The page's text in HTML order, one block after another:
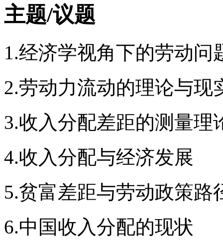
主题/议题
1.经济学视角下的劳动问
2.劳动力流动的理论与现
3.收入分配差距的测量理
4.收入分配与经济发展
5.贫富差距与劳动政策路
6.中国收入分配的现状